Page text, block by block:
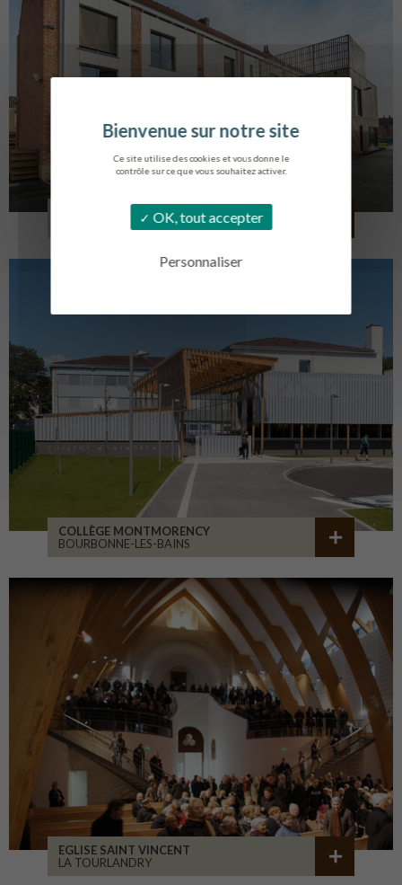
Ce site utilise des cookies et vous donne le
contrôle sur ce que vous souhaitez activer.
OK, tout accepter
Personnaliser
LOG. JEUNES TRAVAILLEURS
COLLÈGE MONTMORENCY
BOURBONNE-LES-BAINS
EGLISE SAINT VINCENT
LA TOURLANDRY